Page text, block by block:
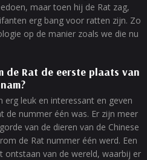
maar toen hij de Rat zag,
erg bang voor ratten zijn. Zo
op de manier zoals we die nu
de Rat de eerste plaats van
erg leuk en interessant en geven
de nummer één was. Er zijn meer
van de dieren van de Chinese
de Rat nummer één werd. Een
ontstaan van de wereld, waarbij er